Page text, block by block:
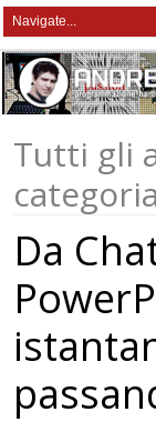
Tutti gli
categoria
Da